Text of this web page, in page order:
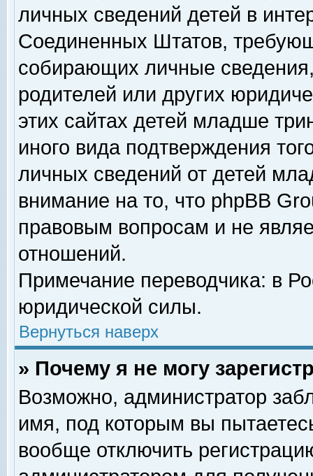
личных сведений детей в
Соединенных Штатов,
собирающих личные
родителей или других
этих сайтах детей младше
иного вида подтверждения
личных сведений от детей
внимание на то, что phpBB
правовым вопросам и не
отношений.
Примечание переводчика: в
юридической силы.
Вернуться наверх
» Почему я не могу
Возможно, администратор
имя, под которым вы
вообще отключить